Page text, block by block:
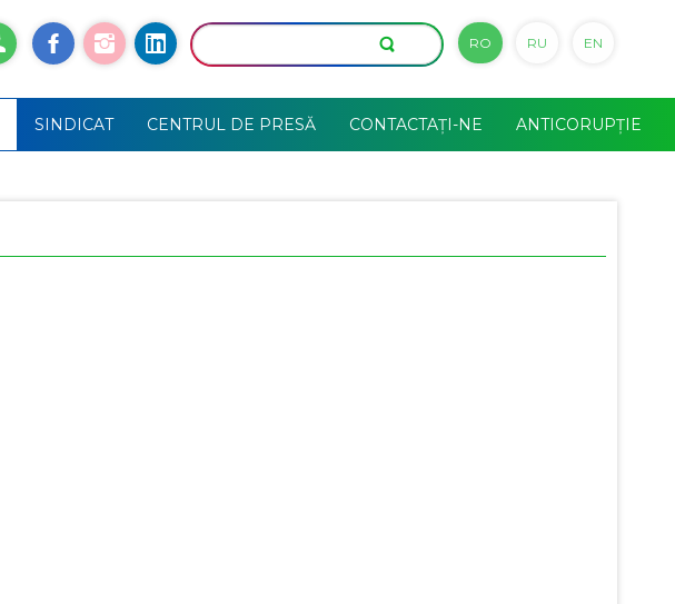
RO RU EN
SINDICAT СENTRUL DE PRESĂ CONTACTAȚI-NE ANTICORUPȚIE